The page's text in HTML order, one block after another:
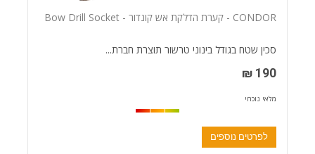
CONDOR - קערת הדלקת אש קונדור - Bow Drill Socket
סכין שטח בגודל בינוני טרשור תוצרת חברת...
190 ₪
מלאי נוכחי
לפרטים נוספים